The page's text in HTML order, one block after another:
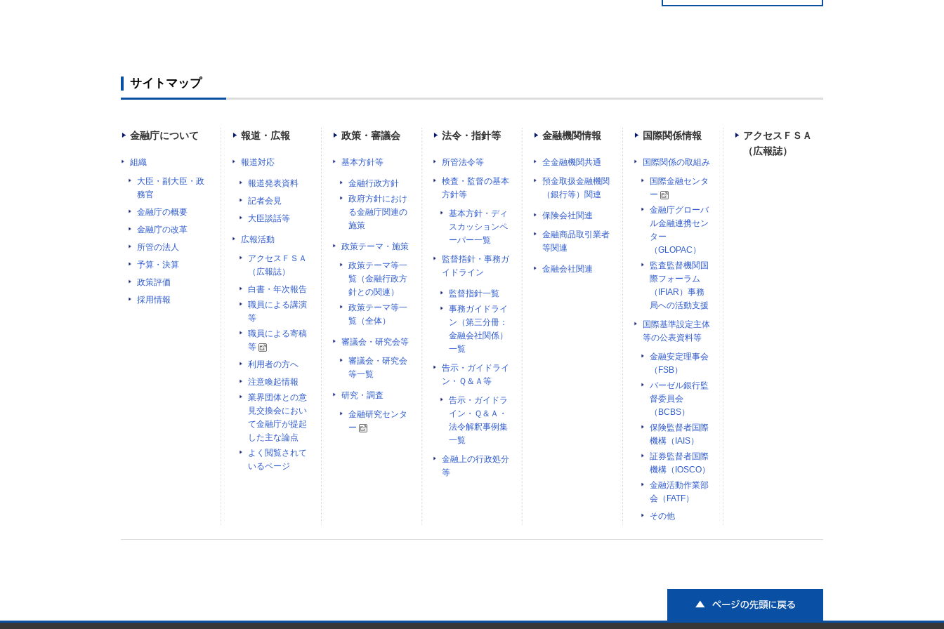
サイトマップ
金融庁について
組織
大臣・副大臣・政
務官
金融庁の概要
金融庁の改革
所管の法人
予算・決算
政策評価
採用情報
報道・広報
報道対応
報道発表資料
記者会見
大臣談話等
広報活動
アクセスＦＳＡ
（広報誌）
白書・年次報告
職員による講演
等
職員による寄稿
等
利用者の方へ
注意喚起情報
業界団体との意
見交換会におい
て金融庁が提起
した主な論点
よく閲覧されて
いるページ
政策・審議会
基本方針等
金融行政方針
政府方針におけ
る金融庁関連の
施策
政策テーマ・施策
政策テーマ等一
覧（金融行政方
針との関連）
政策テーマ等一
覧（全体）
審議会・研究会等
審議会・研究会
等一覧
研究・調査
金融研究センタ
ー
法令・指針等
所管法令等
検査・監督の基本
方針等
基本方針・ディ
スカッションペ
ーパー一覧
監督指針・事務ガ
イドライン
監督指針一覧
事務ガイドライ
ン（第三分冊：
金融会社関係）
一覧
告示・ガイドライ
ン・Ｑ＆Ａ等
告示・ガイドラ
イン・Ｑ＆Ａ・
法令解釈事例集
一覧
金融上の行政処分
等
金融機関情報
全金融機関共通
預金取扱金融機関
（銀行等）関連
保険会社関連
金融商品取引業者
等関連
金融会社関連
国際関係情報
国際関係の取組み
国際金融センタ
ー
金融庁グローバ
ル金融連携セン
ター
（GLOPAC）
監査監督機関国
際フォーラム
（IFIAR）事務
局への活動支援
国際基準設定主体
等の公表資料等
金融安定理事会
（FSB）
バーゼル銀行監
督委員会
（BCBS）
保険監督者国際
機構（IAIS）
証券監督者国際
機構（IOSCO）
金融活動作業部
会（FATF）
その他
アクセスＦＳＡ
（広報誌）